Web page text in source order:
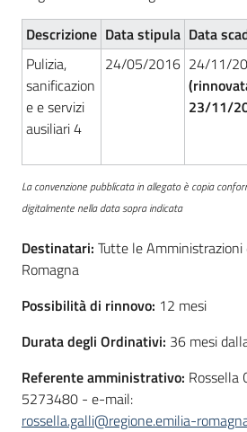
Descrizione Data stipula Data
Pulizia,
sanificazion
e e servizi
ausiliari 4
24/05/2016 24/11/
23/11/
La convenzione pubblicata in allegato è copia
digitalmente nella data sopra indicata
Destinatari: Tutte le
Romagna
Possibilità di rinnovo: 12 mesi
Durata degli Ordinativi: 36 mesi
Referente amministrativo: Rossella
5273480 - e-mail:
rossella.galli@regione.emilia-